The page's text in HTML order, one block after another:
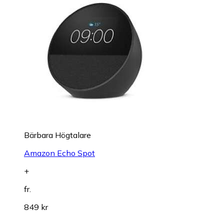
Bärbara Högtalare
Amazon Echo Spot
+
fr.
849 kr